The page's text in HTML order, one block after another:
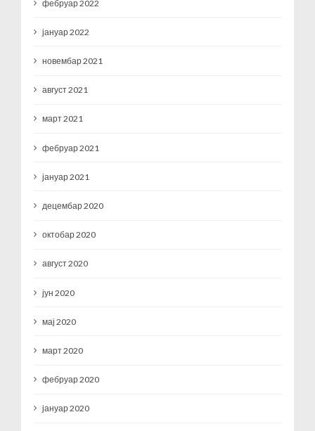
фебруар 2022
јануар 2022
новембар 2021
август 2021
март 2021
фебруар 2021
јануар 2021
децембар 2020
октобар 2020
август 2020
јун 2020
мај 2020
март 2020
фебруар 2020
јануар 2020